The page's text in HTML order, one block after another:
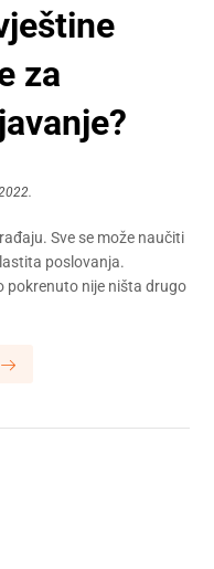
za
Sve se može naučiti
poslovanja.
pokrenuto nije ništa drugo